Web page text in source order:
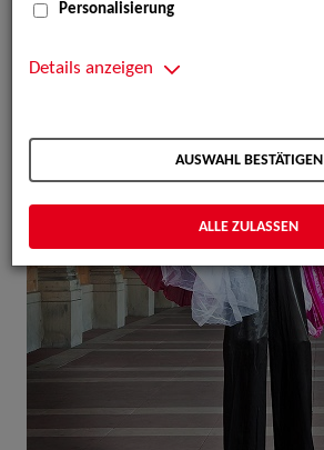
Personalisierung
Details anzeigen
AUSWAHL BESTÄTIGEN
ALLE ZULASSEN